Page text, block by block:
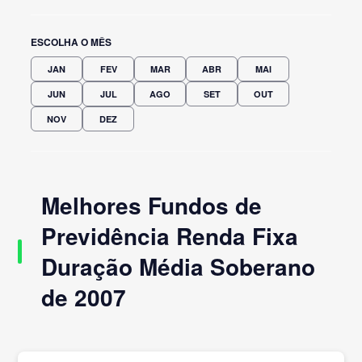
ESCOLHA O MÊS
JAN FEV MAR ABR MAI
JUN JUL AGO SET OUT
NOV DEZ
Melhores Fundos de
Previdência Renda Fixa
Duração Média Soberano
de 2007